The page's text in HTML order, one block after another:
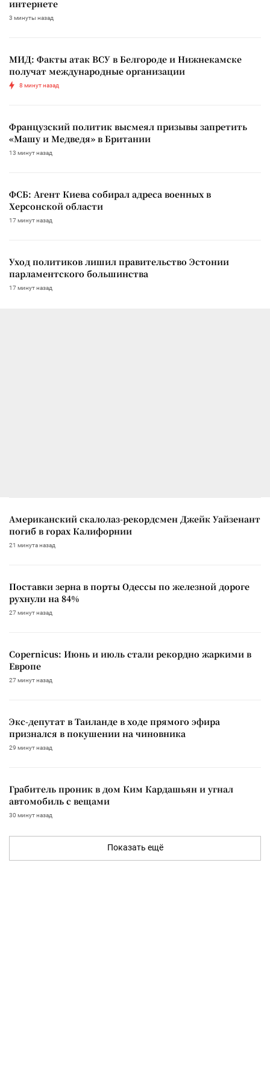
интернете
3 минуты назад
МИД: Факты атак ВСУ в Белгороде и Нижнекамске
получат международные организации
8 минут назад
Французский политик высмеял призывы запретить
«Машу и Медведя» в Британии
13 минут назад
ФСБ: Агент Киева собирал адреса военных в
Херсонской области
17 минут назад
Уход политиков лишил правительство Эстонии
парламентского большинства
17 минут назад
Американский скалолаз-рекордсмен Джейк Уайзенант
погиб в горах Калифорнии
21 минута назад
Поставки зерна в порты Одессы по железной дороге
рухнули на 84%
27 минут назад
Copernicus: Июнь и июль стали рекордно жаркими в
Европе
27 минут назад
Экс-депутат в Таиланде в ходе прямого эфира
признался в покушении на чиновника
29 минут назад
Грабитель проник в дом Ким Кардашьян и угнал
автомобиль с вещами
30 минут назад
Показать ещё